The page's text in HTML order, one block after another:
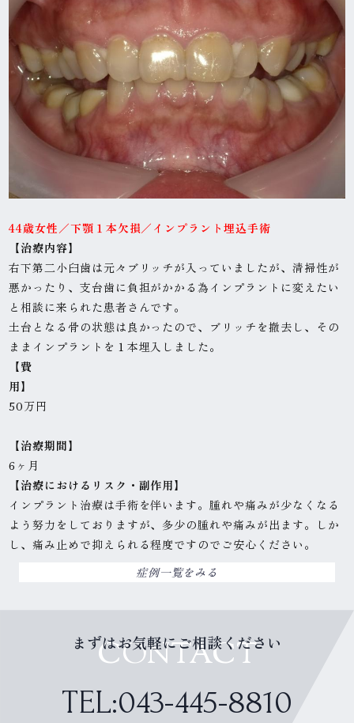
44歳女性／下顎１本欠損／インプラント埋込手術
【治療内容】
右下第二小臼歯は元々ブリッチが入っていましたが、清掃性が
悪かったり、支台歯に負担がかかる為インプラントに変えたい
と相談に来られた患者さんです。
土台となる骨の状態は良かったので、ブリッチを撤去し、その
ままインプラントを１本埋入しました。
【費
用】
50万円
【治療期間】
6ヶ月
【治療におけるリスク・副作用】
インプラント治療は手術を伴います。腫れや痛みが少なくなる
よう努力をしておりますが、多少の腫れや痛みが出ます。しか
し、痛み止めで抑えられる程度ですのでご安心ください。
症例一覧をみる
CONTACT
まずはお気軽にご相談ください
TEL:043-445-8810